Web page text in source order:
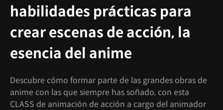
habilidades prácticas para
crear escenas de acción, la
esencia del anime
Descubre cómo formar parte de las grandes obras de
anime con las que siempre has soñado, con esta
CLASS de animación de acción a cargo del animador